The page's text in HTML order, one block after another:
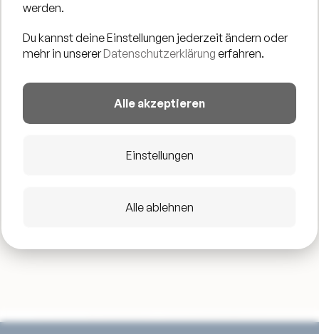
unwiderstehlichen Sound des Jazz Manouche in der
virtuosen Melodiebögen, pulsierendem Rhythmus und
musikalisches Erlebnis voller Spiel- und Lebensfreude
und sorgt für eine beschwingte Atmosphäre an unserem
Stadtstrand.
- Torben Grimm (Gitarre)
werden.
Du kannst deine Einstellungen jederzeit ändern oder
mehr in unsererDatenschutzerklärung erfahren.
Alle akzeptieren
Einstellungen
Alle ablehnen